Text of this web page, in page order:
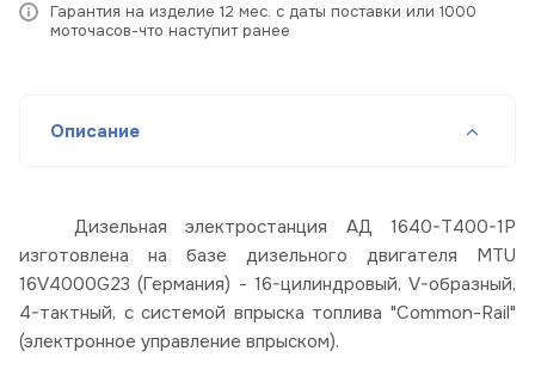
Гарантия на изделие 12 мес. с даты поставки или 1000
моточасов-что наступит ранее
Описание
Дизельная электростанция АД 1640-Т400-1Р
изготовлена на базе дизельного двигателя MTU
16V4000G23 (Германия) - 16-цилиндровый, V-образный,
4-тактный, с системой впрыска топлива "Common-Rail"
(электронное управление впрыском).